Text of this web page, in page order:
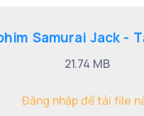
Samurai Jack -
21.74 MB
Đăng nhập để tải file